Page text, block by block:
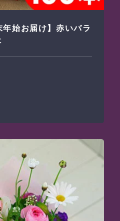
年始お届け】赤いバラ